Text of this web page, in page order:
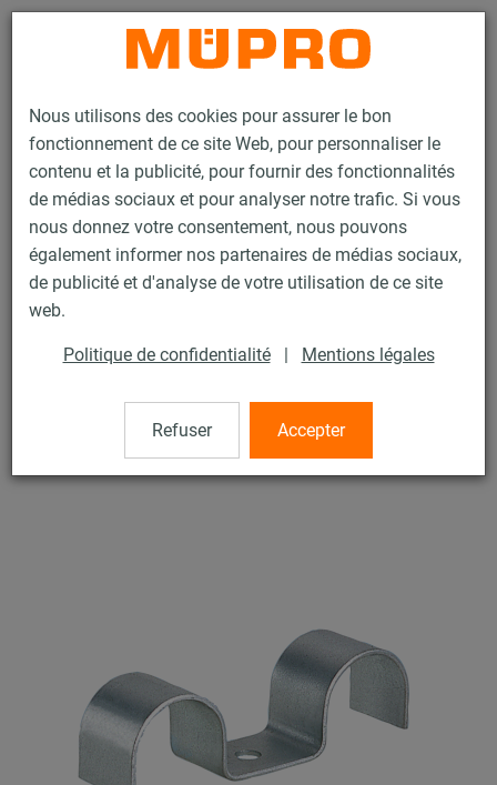
Nous utilisons des cookies pour assurer le bon
fonctionnement de ce site Web, pour personnaliser le
contenu et la publicité, pour fournir des fonctionnalités
de médias sociaux et pour analyser notre trafic. Si vous
nous donnez votre consentement, nous pouvons
également informer nos partenaires de médias sociaux,
de publicité et d'analyse de votre utilisation de ce site
web.
Politique de confidentialité | Mentions légales
Refuser Accepter
Contact
Produits Technique de fixation Colliers Attache
41 / 43
Attache double, 34-35 mm, zinguée